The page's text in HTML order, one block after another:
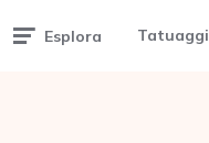
Esplora Tatuaggi